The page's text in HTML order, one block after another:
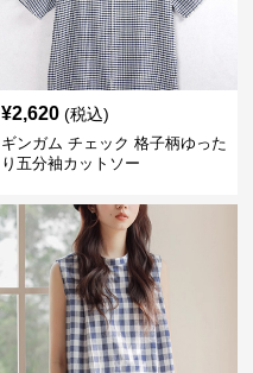
¥2,620 (税込)
ギンガム チェック 格子柄ゆった
り五分袖カットソー